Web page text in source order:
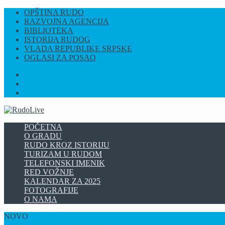
OPŠTINA RUDO
RAZVOJNA AGENCIJA
BIBLIOTEKA
ISTORIJA RUDOG
VLADA REPUBLIKE SRPSKE
OGLASI ZA POSAO
POČETNA
O GRADU
RUDO KROZ ISTORIJU
TURIZAM U RUDOM
TELEFONSKI IMENIK
RED VOŽNJE
KALENDAR ZA 2025
FOTOGRAFIJE
O NAMA
NOVO